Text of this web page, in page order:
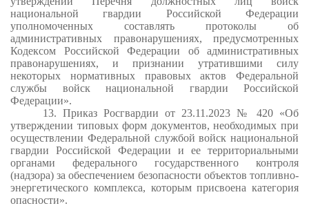
национальной гвардии Российской Федерации
уполномоченных составлять протоколы об
административных правонарушениях, предусмотренных
Кодексом Российской Федерации об административных
правонарушениях, и признании утратившими силу
некоторых нормативных правовых актов Федеральной
службы войск национальной гвардии Российской
Федерации».
13. Приказ Росгвардии от 23.11.2023 № 420 «Об
утверждении типовых форм документов, необходимых при
осуществлении Федеральной службой войск национальной
гвардии Российской Федерации и ее территориальными
органами федерального государственного контроля
(надзора) за обеспечением безопасности объектов топливно-
энергетического комплекса, которым присвоена категория
опасности».